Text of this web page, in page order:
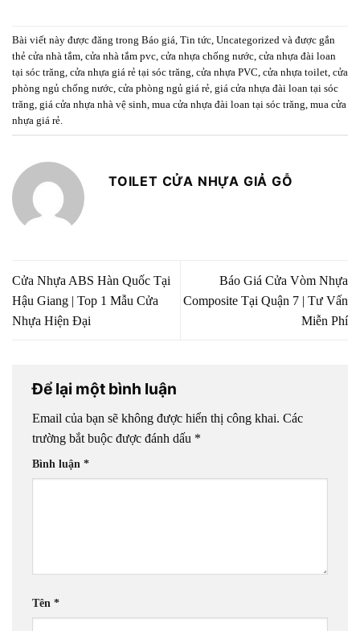
Bài viết này được đăng trong Báo giá Tin tức Uncategorized và được gắn
thẻ cửa nhà tắm cửa nhà tắm pvc cửa nhựa chống nước cửa nhựa đài loan
tại sóc trăng cửa nhựa giá rẻ tại sóc trăng cửa nhựa PVC cửa nhựa toilet cửa
phòng ngủ chống nước cửa phòng ngủ giá rẻ giá cửa nhựa đài loan tại sóc
trăng giá cửa nhựa nhà vệ sinh mua cửa nhựa đài loan tại sóc trăng mua cửa
nhựa giá rẻ
TOILET CỬA NHỰA GIẢ GỖ
Cửa Nhựa ABS Hàn Quốc Tại
Hậu Giang | Top 1 Mẫu Cửa
Nhựa Hiện Đại
Báo Giá Cửa Vòm Nhựa
Composite Tại Quận 7 | Tư Vấn
Miễn Phí
Để lại một bình luận
Email của bạn sẽ không được hiển thị công khai. Các
trường bắt buộc được đánh dấu *
Bình luận *
Tên *